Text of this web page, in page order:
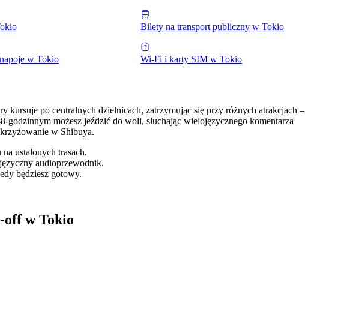
Bilety na transport publiczny w Tokio
w Tokio Wi-Fi i karty SIM w Tokio
po centralnych dzielnicach, zatrzymując się przy różnych atrakcjach –
możesz jeździć do woli, słuchając wielojęzycznego komentarza
w Shibuya.
ustalonych trasach.
audioprzewodnik.
będziesz gotowy.
off w Tokio